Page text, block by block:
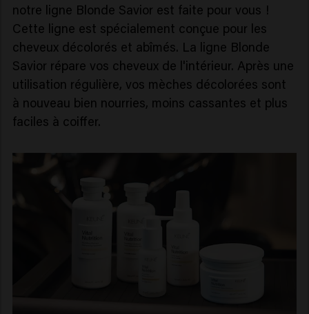
notre ligne Blonde Savior est faite pour vous !
Cette ligne est spécialement conçue pour les
cheveux décolorés et abîmés. La ligne Blonde
Savior répare vos cheveux de l'intérieur. Après une
utilisation régulière, vos mèches décolorées sont
à nouveau bien nourries, moins cassantes et plus
faciles à coiffer.